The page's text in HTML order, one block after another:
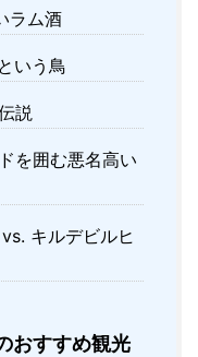
ラム酒
いう鳥
説
を囲む悪名高い
キルデビルヒ
おすすめ観光